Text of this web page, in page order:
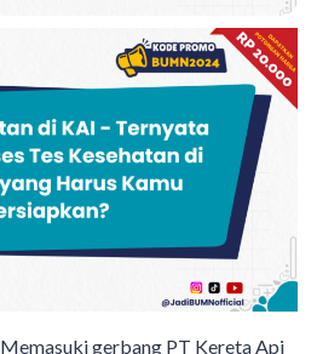
Memasuki gerbang PT Kereta Api